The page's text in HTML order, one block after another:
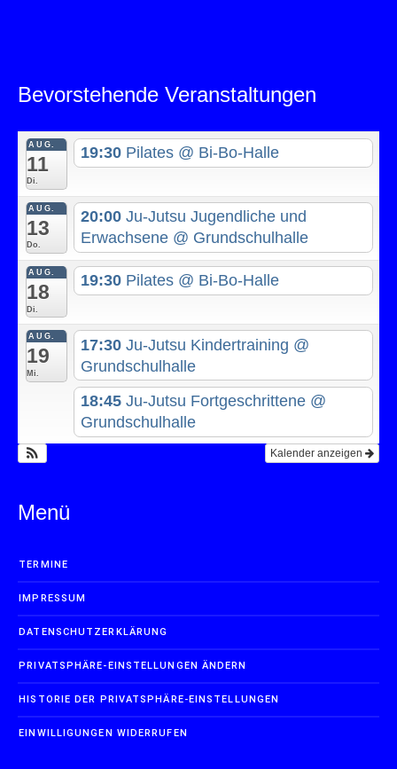
Bevorstehende Veranstaltungen
AUG.
11
Di.
19:30 Pilates @ Bi-Bo-Halle
AUG.
13
Do.
20:00 Ju-Jutsu Jugendliche und
Erwachsene @ Grundschulhalle
AUG.
18
Di.
19:30 Pilates @ Bi-Bo-Halle
AUG.
19
Mi.
17:30 Ju-Jutsu Kindertraining @
Grundschulhalle
18:45 Ju-Jutsu Fortgeschrittene @
Grundschulhalle
Kalender anzeigen
Menü
TERMINE
IMPRESSUM
DATENSCHUTZERKLÄRUNG
PRIVATSPHÄRE-EINSTELLUNGEN ÄNDERN
HISTORIE DER PRIVATSPHÄRE-EINSTELLUNGEN
EINWILLIGUNGEN WIDERRUFEN